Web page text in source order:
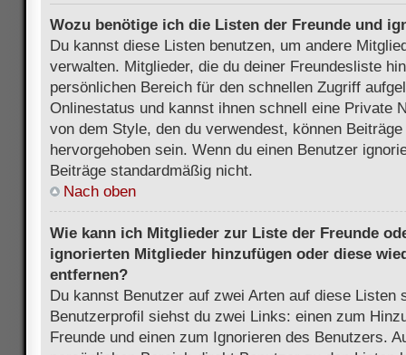
Wozu benötige ich die Listen der Freunde und
Du kannst diese Listen benutzen, um andere
verwalten. Mitglieder, die du deiner Freundesliste
persönlichen Bereich für den schnellen Zugriff
Onlinestatus und kannst ihnen schnell eine Private
von dem Style, den du verwendest, können
hervorgehoben sein. Wenn du einen Benutzer
Beiträge standardmäßig nicht.
Nach oben
Wie kann ich Mitglieder zur Liste der Freunde
ignorierten Mitglieder hinzufügen oder diese
entfernen?
Du kannst Benutzer auf zwei Arten auf diese Listen
Benutzerprofil siehst du zwei Links: einen zum
Freunde und einen zum Ignorieren des Benutzers.